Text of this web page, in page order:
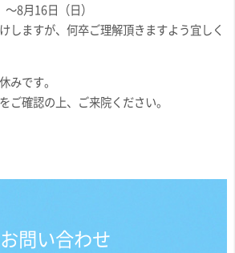
8月16日（日）
しますが、何卒ご理解頂きますよう宜しく
みです。
確認の上、ご来院ください。
お問い合わせ